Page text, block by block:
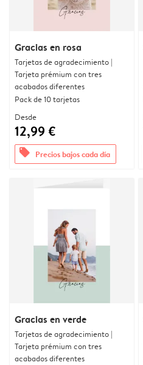
Gracias en rosa
Tarjetas de agradecimiento |
Tarjeta prémium con tres
acabados diferentes
Pack de 10 tarjetas
Desde
12,99 €
offers Precios bajos cada día
Gracias en verde
Tarjetas de agradecimiento |
Tarjeta prémium con tres
acabados diferentes